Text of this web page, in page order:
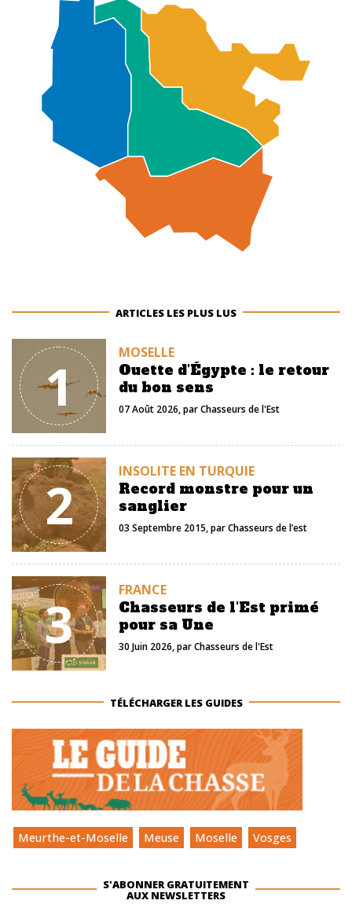
ARTICLES LES PLUS LUS
1 MOSELLE
Ouette d'Égypte : le retour
du bon sens
07 Août 2026, parChasseurs de l'Est
2 INSOLITE EN TURQUIE
Record monstre pour un
sanglier
03 Septembre 2015, parChasseurs de l’est
3 FRANCE
Chasseurs de l'Est primé
pour sa Une
30 Juin 2026, parChasseurs de l'Est
TÉLÉCHARGER LES GUIDES
Meurthe-et-Moselle Meuse Moselle Vosges
S'ABONNER GRATUITEMENT
AUX NEWSLETTERS